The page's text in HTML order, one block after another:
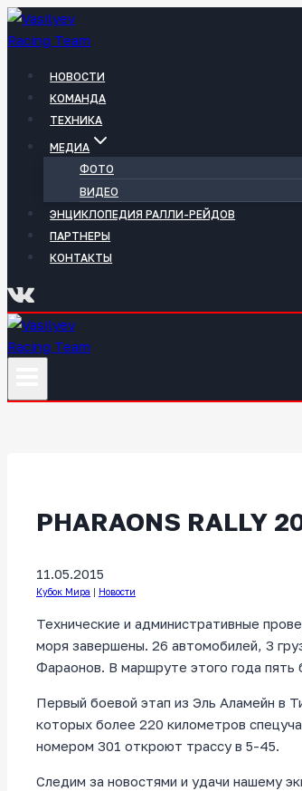
Перейти
к
НОВОСТИ
КОМАНДА
ТЕХНИКА
МЕДИА
ФОТО
ВИДЕО
ЭНЦИКЛОПЕДИЯ РАЛЛИ-РЕЙДОВ
ПАРТНЕРЫ
КОНТАКТЫ
PHARAONS RALLY
11.05.2015
Кубок Мира | Новости
Технические и административные
моря завершены. 26 автомобилей, 3
Фараонов. В маршруте этого года пять
Первый боевой этап из Эль Аламейн в
которых более 220 километров
номером 301 откроют трассу в 5-45.
Следим за новостями и удачи нашему